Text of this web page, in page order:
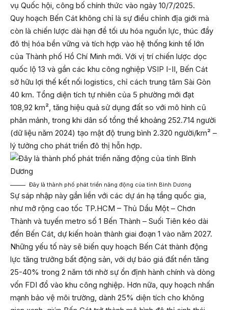
vụ Quốc hội, công bố chính thức vào ngày 10/7/2025.
Quy hoạch Bến Cát không chỉ là sự điều chỉnh địa giới mà
còn là chiến lược dài hạn để tối ưu hóa nguồn lực, thúc đẩy
đô thị hóa bền vững và tích hợp vào hệ thống kinh tế lớn
của Thành phố Hồ Chí Minh mới. Với vị trí chiến lược dọc
quốc lộ 13 và gần các khu công nghiệp VSIP I-II, Bến Cát
sở hữu lợi thế kết nối logistics, chỉ cách trung tâm Sài Gòn
40 km. Tổng diện tích tự nhiên của 5 phường mới đạt
108,92 km², tăng hiệu quả sử dụng đất so với mô hình cũ
phân mảnh, trong khi dân số tổng thể khoảng 252.714 người
(dữ liệu năm 2024) tạo mật độ trung bình 2.320 người/km² –
lý tưởng cho phát triển đô thị hỗn hợp.
Đây là thành phố phát triển năng động của tỉnh Bình Dương
Sự sáp nhập này gắn liền với các dự án hạ tầng quốc gia,
như mở rộng cao tốc TP.HCM – Thủ Dầu Một – Chơn
Thành và tuyến metro số 1 Bến Thành – Suối Tiên kéo dài
đến Bến Cát, dự kiến hoàn thành giai đoạn 1 vào năm 2027.
Những yếu tố này sẽ biến quy hoạch Bến Cát thành động
lực tăng trưởng bất động sản, với dự báo giá đất nền tăng
25-40% trong 2 năm tới nhờ sự ổn định hành chính và dòng
vốn FDI đổ vào khu công nghiệp. Hơn nữa, quy hoạch nhấn
mạnh bảo vệ môi trường, dành 25% diện tích cho không